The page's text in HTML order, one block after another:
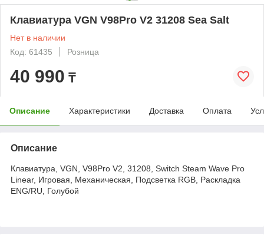
Клавиатура VGN V98Pro V2 31208 Sea Salt
Нет в наличии
Код: 61435
Розница
40 990 ₸
Описание Характеристики Доставка Оплата
Описание
Клавиатура, VGN, V98Pro V2, 31208, Switch Steam Wave Pro
Linear, Игровая, Механическая, Подсветка RGB, Раскладка
ENG/RU, Голубой